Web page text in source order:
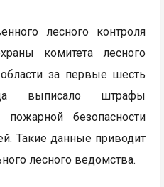
лесного контроля
комитета лесного
за первые шесть
выписало штрафы
безопасности
Такие данные приводит
лесного ведомства.